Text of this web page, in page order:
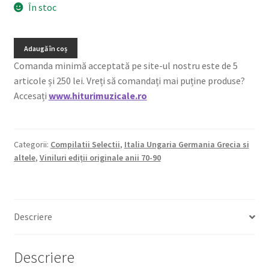
În stoc
Adaugă în coș
Comanda minimă acceptată pe site-ul nostru este de 5
articole și 250 lei. Vreți să comandați mai puține produse?
Accesați www.hiturimuzicale.ro
Categorii: Compilatii Selectii, Italia Ungaria Germania Grecia si
altele, Viniluri ediții originale anii 70-90
Descriere
Descriere